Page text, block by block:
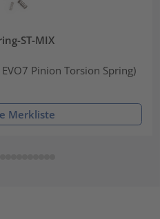
ST-MIX
Pinion Torsion Spring)
Merkliste